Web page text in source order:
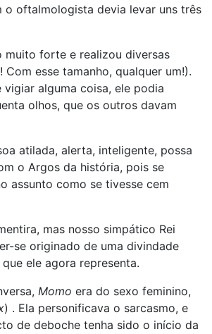
o oftalmologista devia levar uns três
muito forte e realizou diversas
Com esse tamanho, qualquer um!).
vigiar alguma coisa, ele podia
olhos, que os outros davam
atilada, alerta, inteligente, possa
o Argos da história, pois se
assunto como se tivesse cem
mas nosso simpático Rei
se originado de uma divindade
ele agora representa.
Momo era do sexo feminino,
) . Ela personificava o sarcasmo, e
de deboche tenha sido o início da